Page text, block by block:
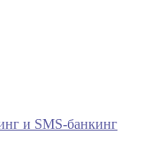
и SMS-банкинг